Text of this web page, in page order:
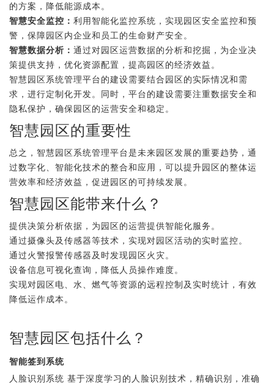
的方案，降低能源成本。
智慧安全监控： 利用智能化监控系统，实现园区安全监控和预
警，保障园区内企业和员工的生命财产安全。
智慧数据分析： 通过对园区运营数据的分析和挖掘，为企业决
策提供支持，优化资源配置，提高园区的经济效益。
智慧园区系统管理平台的建设需要结合园区的实际情况和需
求，进行定制化开发。同时，平台的建设需要注重数据安全和
隐私保护，确保园区的运营安全和稳定。
智慧园区的重要性
总之，智慧园区系统管理平台是未来园区发展的重要趋势，通
过数字化、智能化技术的整合和应用，可以提升园区的整体运
营效率和经济效益，促进园区的可持续发展。
智慧园区能带来什么？
提供决策分析依据，为园区的运营提供智能化服务。
通过摄像头及传感器等技术，实现对园区活动的实时监控。
通过火警报警传感器及时发现园区火灾。
设备信息可视化查询，降低人员操作难度。
实现对园区电、水、燃气等资源的远程控制及实时统计，有效
降低运作成本。
智慧园区包括什么？
智能签到系统
人脸识别系统 基于深度学习的人脸识别技术，精确识别，准确